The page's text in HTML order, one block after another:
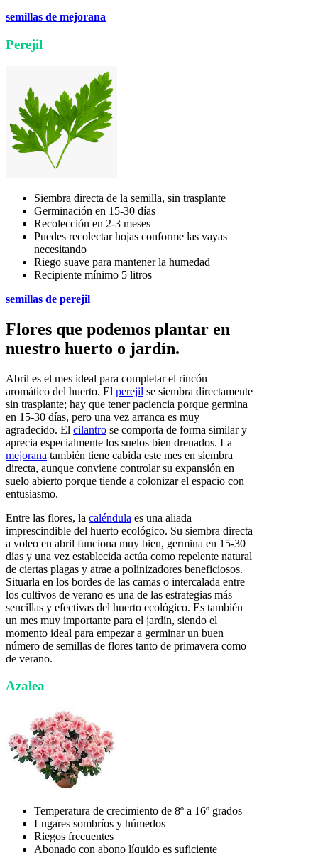
semillas de mejorana
Perejil
Siembra directa de la semilla, sin trasplante
Germinación en 15-30 días
Recolección en 2-3 meses
Puedes recolectar hojas conforme las vayas
necesitando
Riego suave para mantener la humedad
Recipiente mínimo 5 litros
semillas de perejil
Flores que podemos plantar en
nuestro huerto o jardín.
Abril es el mes ideal para completar el rincón
aromático del huerto. El perejil se siembra directamente
sin trasplante; hay que tener paciencia porque germina
en 15-30 días, pero una vez arranca es muy
agradecido. El cilantro se comporta de forma similar y
aprecia especialmente los suelos bien drenados. La
mejorana también tiene cabida este mes en siembra
directa, aunque conviene controlar su expansión en
suelo abierto porque tiende a colonizar el espacio con
entusiasmo.
Entre las flores, la caléndula es una aliada
imprescindible del huerto ecológico. Su siembra directa
a voleo en abril funciona muy bien, germina en 15-30
días y una vez establecida actúa como repelente natural
de ciertas plagas y atrae a polinizadores beneficiosos.
Situarla en los bordes de las camas o intercalada entre
los cultivos de verano es una de las estrategias más
sencillas y efectivas del huerto ecológico. Es también
un mes muy importante para el jardín, siendo el
momento ideal para empezar a germinar un buen
número de semillas de flores tanto de primavera como
de verano.
Azalea
Temperatura de crecimiento de 8º a 16º grados
Lugares sombríos y húmedos
Riegos frecuentes
Abonado con abono líquido es suficiente